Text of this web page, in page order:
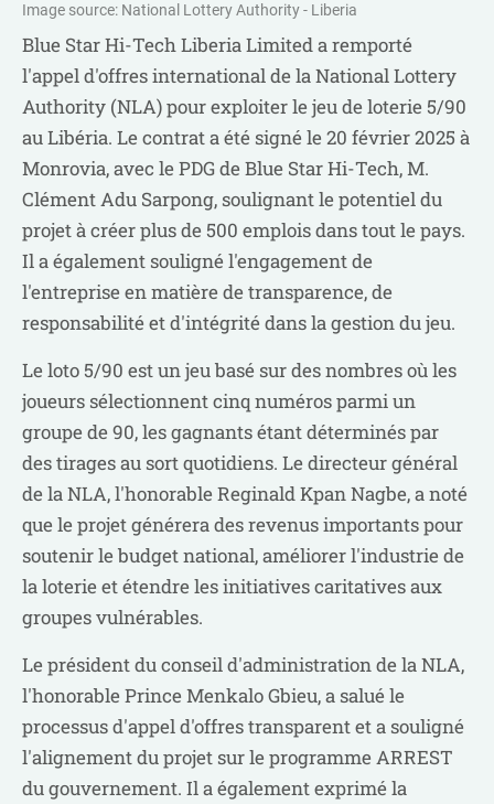
Image source: National Lottery Authority - Liberia
Blue Star Hi-Tech Liberia Limited a remporté
l'appel d'offres international de la National Lottery
Authority (NLA) pour exploiter le jeu de loterie 5/90
au Libéria. Le contrat a été signé le 20 février 2025 à
Monrovia, avec le PDG de Blue Star Hi-Tech, M.
Clément Adu Sarpong, soulignant le potentiel du
projet à créer plus de 500 emplois dans tout le pays.
Il a également souligné l'engagement de
l'entreprise en matière de transparence, de
responsabilité et d'intégrité dans la gestion du jeu.
Le loto 5/90 est un jeu basé sur des nombres où les
joueurs sélectionnent cinq numéros parmi un
groupe de 90, les gagnants étant déterminés par
des tirages au sort quotidiens. Le directeur général
de la NLA, l'honorable Reginald Kpan Nagbe, a noté
que le projet générera des revenus importants pour
soutenir le budget national, améliorer l'industrie de
la loterie et étendre les initiatives caritatives aux
groupes vulnérables.
Le président du conseil d'administration de la NLA,
l'honorable Prince Menkalo Gbieu, a salué le
processus d'appel d'offres transparent et a souligné
l'alignement du projet sur le programme ARREST
du gouvernement. Il a également exprimé la